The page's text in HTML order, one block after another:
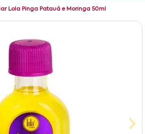
Lola Pinga Patauá e Moringa 50ml